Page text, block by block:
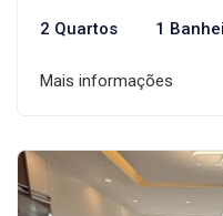
2 Quartos 1
Mais informações